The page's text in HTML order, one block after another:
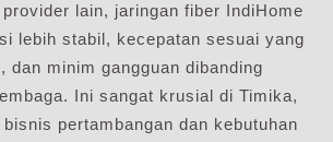
lain, jaringan fiber IndiHome
lebih stabil, kecepatan sesuai yang
dan minim gangguan dibanding
Ini sangat krusial di Timika,
pertambangan dan kebutuhan